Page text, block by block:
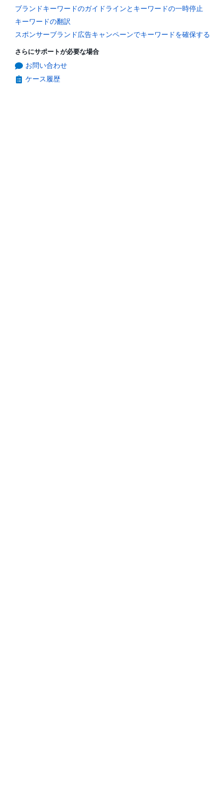
ブランドキーワードのガイドラインとキーワードの一時停止
キーワードの翻訳
スポンサーブランド広告キャンペーンでキーワードを確保する
さらにサポートが必要な場合
お問い合わせ
ケース履歴